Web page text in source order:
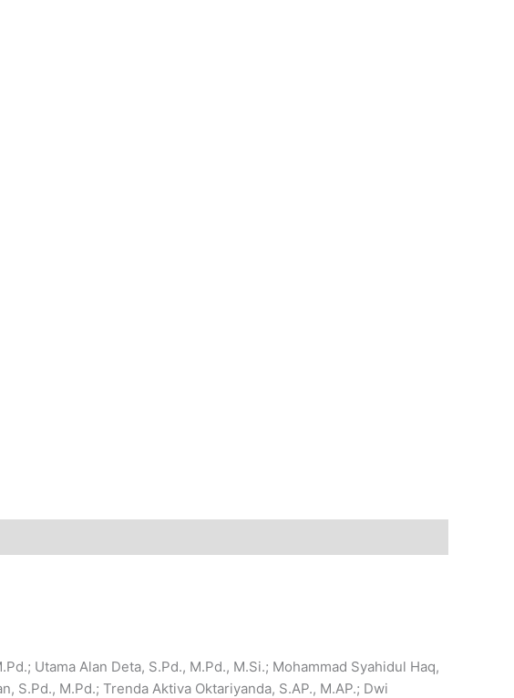
Utama Alan Deta, S.Pd., M.Pd., M.Si.; Mohammad Syahidul Haq,
S.Pd., M.Pd.; Trenda Aktiva Oktariyanda, S.AP., M.AP.; Dwi